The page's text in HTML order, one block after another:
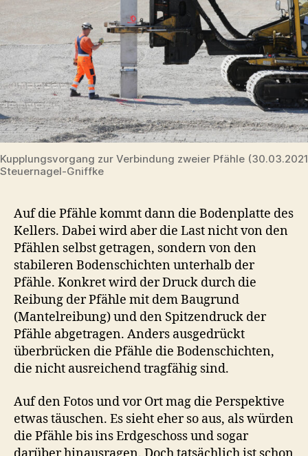
Kupplungsvorgang zur Verbindung zweier Pfähle
Steuernagel-Gniffke
Auf die Pfähle kommt dann die Bodenplatte des
Kellers. Dabei wird aber die Last nicht von den
Pfählen selbst getragen, sondern von den
stabileren Bodenschichten unterhalb der
Pfähle. Konkret wird der Druck durch die
Reibung der Pfähle mit dem Baugrund
(Mantelreibung) und den Spitzendruck der
Pfähle abgetragen. Anders ausgedrückt
überbrücken die Pfähle die Bodenschichten,
die nicht ausreichend tragfähig sind.
Auf den Fotos und vor Ort mag die Perspektive
etwas täuschen. Es sieht eher so aus, als würden
die Pfähle bis ins Erdgeschoss und sogar